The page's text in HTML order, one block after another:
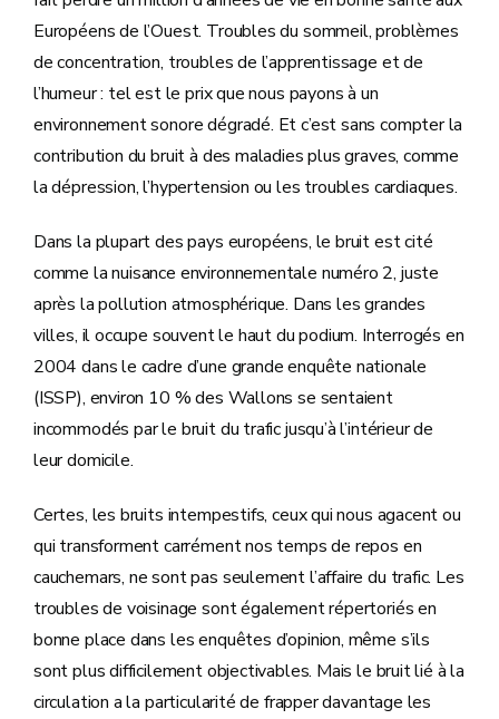
Européens de l’Ouest. Troubles du sommeil, problèmes
de concentration, troubles de l’apprentissage et de
l’humeur : tel est le prix que nous payons à un
environnement sonore dégradé. Et c’est sans compter la
contribution du bruit à des maladies plus graves, comme
la dépression, l’hypertension ou les troubles cardiaques.
Dans la plupart des pays européens, le bruit est cité
comme la nuisance environnementale numéro 2, juste
après la pollution atmosphérique. Dans les grandes
villes, il occupe souvent le haut du podium. Interrogés en
2004 dans le cadre d’une grande enquête nationale
(ISSP), environ 10 % des Wallons se sentaient
incommodés par le bruit du trafic jusqu’à l’intérieur de
leur domicile.
Certes, les bruits intempestifs, ceux qui nous agacent ou
qui transforment carrément nos temps de repos en
cauchemars, ne sont pas seulement l’affaire du trafic. Les
troubles de voisinage sont également répertoriés en
bonne place dans les enquêtes d’opinion, même s’ils
sont plus difficilement objectivables. Mais le bruit lié à la
circulation a la particularité de frapper davantage les